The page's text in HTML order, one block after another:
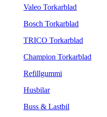
Valeo Torkarblad
Bosch Torkarblad
TRICO Torkarblad
Champion Torkarblad
Refillgummi
Husbilar
Buss & Lastbil